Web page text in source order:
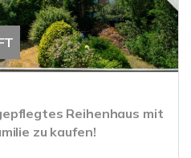
Reihenhaus mit
zu kaufen!